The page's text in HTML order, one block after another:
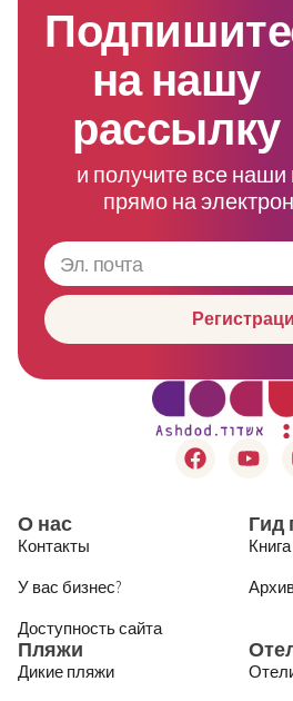
на нашу
рассылку
и получите все
прямо на
О нас
Контакты
У вас бизнес?
Доступность сайта
Гид
Пляжи
Дикие пляжи